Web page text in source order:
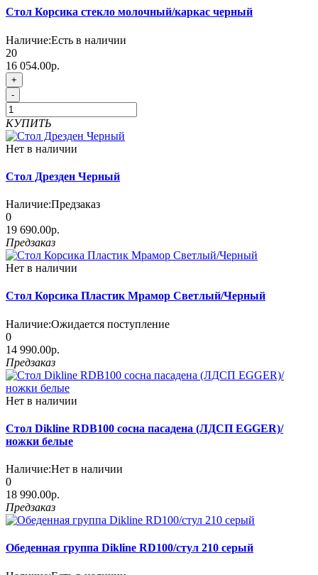
Стол Корсика стекло молочный/каркас черный
Наличие:Есть в наличии
20
16 054.00р.
+
-
КУПИТЬ
Нет в наличии
Стол Дрезден Черный
Наличие:Предзаказ
0
19 690.00р.
Предзаказ
Нет в наличии
Стол Корсика Пластик Мрамор Светлый/Черный
Наличие:Ожидается поступление
0
14 990.00р.
Предзаказ
Нет в наличии
Стол Dikline RDB100 сосна пасадена (ЛДСП EGGER)/
ножки белые
Наличие:Нет в наличии
0
18 990.00р.
Предзаказ
Обеденная группа Dikline RD100/стул 210 серый